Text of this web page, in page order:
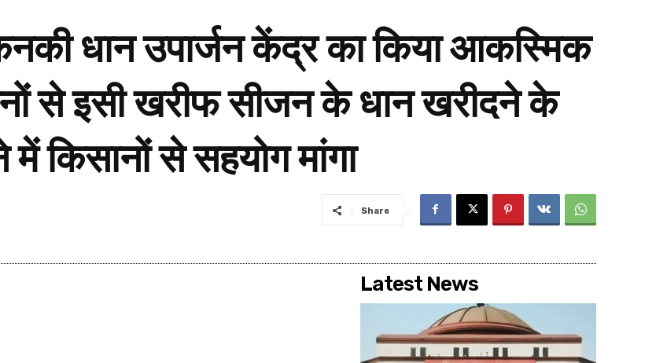
धान उपार्जन केंद्र का किया आकस्मिक
से इसी खरीफ सीजन के धान खरीदने के
किसानों से सहयोग मांगा
Share
Latest News